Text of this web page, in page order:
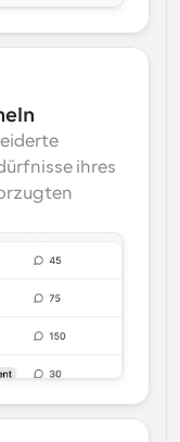
ihres